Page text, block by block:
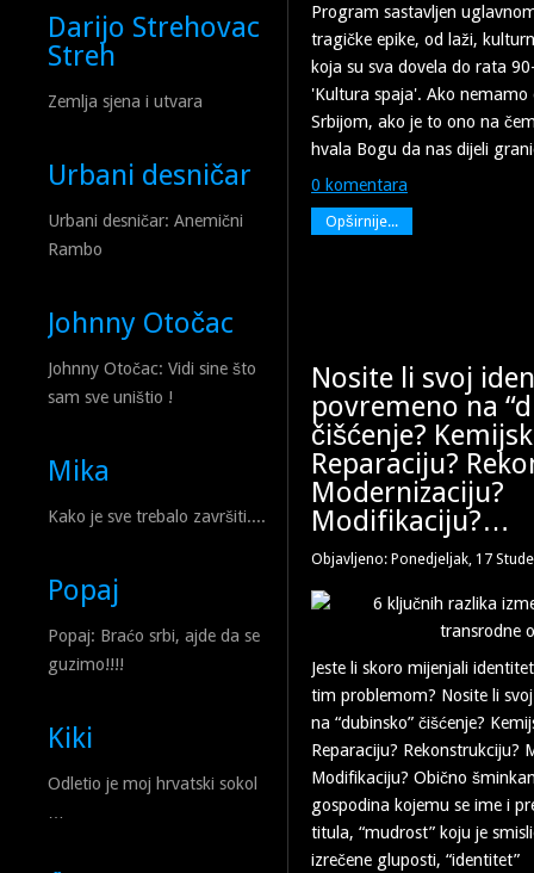
Darijo Strehovac
Streh
Zemlja sjena i utvara
Urbani desničar
Urbani desničar: Anemični
Rambo
Johnny Otočac
Johnny Otočac: Vidi sine što
sam sve uništio !
Mika
Kako je sve trebalo završiti....
Popaj
Popaj: Braćo srbi, ajde da se
guzimo!!!!
Kiki
Odletio je moj hrvatski sokol
Program sastavljen
tragičke epike, od laži,
koja su sva dovela do rata
'Kultura spaja'. Ako nemamo
Srbijom, ako je to ono na
hvala Bogu da nas dijeli
0 komentara
Opširnije...
Nosite li svoj
povremeno na
čišćenje?
Reparaciju?
Modernizaciju?
Modifikaciju?…
Objavljeno: Ponedjeljak, 17
Jeste li skoro mijenjali
tim problemom? Nosite li
na “dubinsko” čišćenje?
Reparaciju? Rekonstrukciju?
Modifikaciju? Obično
gospodina kojemu se ime i
titula, “mudrost” koju je
izrečene gluposti, “identitet”